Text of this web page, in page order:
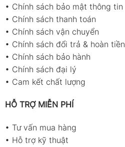
• Chính sách bảo mật thông tin
• Chính sách thanh toán
• Chính sách vận chuyển
• Chính sách đổi trả & hoàn tiền
• Chính sách bảo hành
• Chính sách đại lý
• Cam kết chất lượng
HỖ TRỢ MIỄN PHÍ
• Tư vấn mua hàng
• Hỗ trợ kỹ thuật